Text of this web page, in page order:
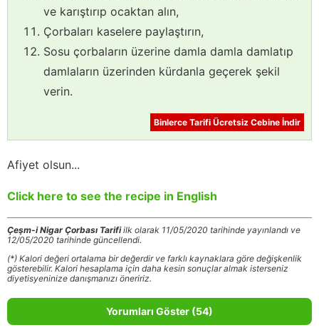
ve karıştırıp ocaktan alın,
Çorbaları kaselere paylaştırın,
Sosu çorbaların üzerine damla damla damlatıp
damlaların üzerinden kürdanla geçerek şekil
verin.
Binlerce Tarifi Ücretsiz Cebine İndir
Afiyet olsun...
Click here to see the recipe in English
Çeşm-i Nigar Çorbası Tarifiilk olarak 11/05/2020 tarihinde yayınlandı ve
12/05/2020 tarihinde güncellendi.
(*) Kalori değeri ortalama bir değerdir ve farklı kaynaklara göre değişkenlik
gösterebilir. Kalori hesaplama için daha kesin sonuçlar almak isterseniz
diyetisyeninize danışmanızı öneririz.
Yorumları Göster (54)